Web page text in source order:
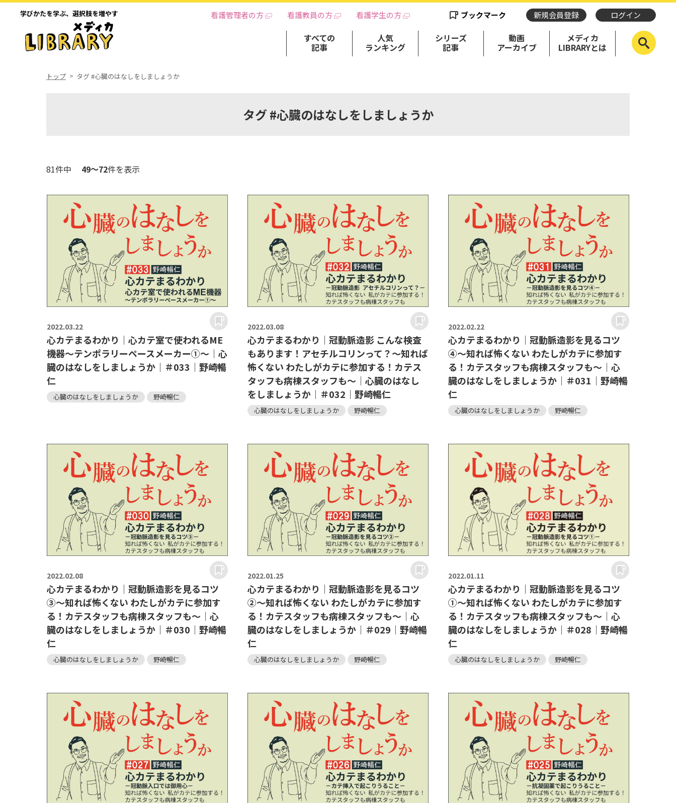
学びかたを学ぶ、 選択肢を増やす 看護管理者の方 看護教員の方 看護学生の方 ブックマーク 新規会員登録 ログイン
すべての
記事
人気
ランキング
シリーズ
記事
動画
アーカイブ
メディカ
LIBRARYとは
トップ タグ #心臓のはなしをしましょうか
タグ #心臓のはなしをしましょうか
81件中 49～72件を表示
2022.03.22
心カテまるわかり｜心カテ室で使われるME
機器～テンポラリーペースメーカー①～｜心
臓のはなしをしましょうか｜＃033｜野崎暢
仁
心臓のはなしをしましょうか 野崎暢仁
2022.03.08
心カテまるわかり｜冠動脈造影 こんな検査
もあります！アセチルコリンって？～知れば
怖くない わたしがカテに参加する！カテス
タッフも病棟スタッフも～｜心臓のはなし
をしましょうか｜＃032｜野崎暢仁
心臓のはなしをしましょうか 野崎暢仁
2022.02.22
心カテまるわかり｜冠動脈造影を見るコツ
④～知れば怖くない わたしがカテに参加す
る！カテスタッフも病棟スタッフも～｜心
臓のはなしをしましょうか｜＃031｜野崎暢
仁
心臓のはなしをしましょうか 野崎暢仁
2022.02.08
心カテまるわかり｜冠動脈造影を見るコツ
③～知れば怖くない わたしがカテに参加す
る！カテスタッフも病棟スタッフも～｜心
臓のはなしをしましょうか｜＃030｜野崎暢
仁
心臓のはなしをしましょうか 野崎暢仁
2022.01.25
心カテまるわかり｜冠動脈造影を見るコツ
②～知れば怖くない わたしがカテに参加す
る！カテスタッフも病棟スタッフも～｜心
臓のはなしをしましょうか｜＃029｜野崎暢
仁
心臓のはなしをしましょうか 野崎暢仁
2022.01.11
心カテまるわかり｜冠動脈造影を見るコツ
①～知れば怖くない わたしがカテに参加す
る！カテスタッフも病棟スタッフも～｜心
臓のはなしをしましょうか｜＃028｜野崎暢
仁
心臓のはなしをしましょうか 野崎暢仁